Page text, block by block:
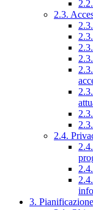
2.3.
2.4.
3.